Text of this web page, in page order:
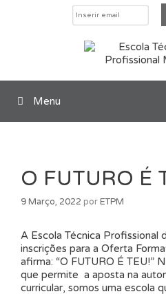
Menu
O FUTURO É
9 Março, 2022 porETPM
A Escola Técnica Profissional
inscrições para a Oferta
afirma: “O FUTURO É TEU!”
que permite a aposta na
curricular, somos uma escola